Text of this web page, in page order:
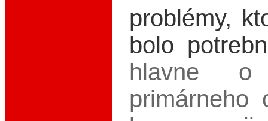
problémy,
bolo
hlavne o
primárneho